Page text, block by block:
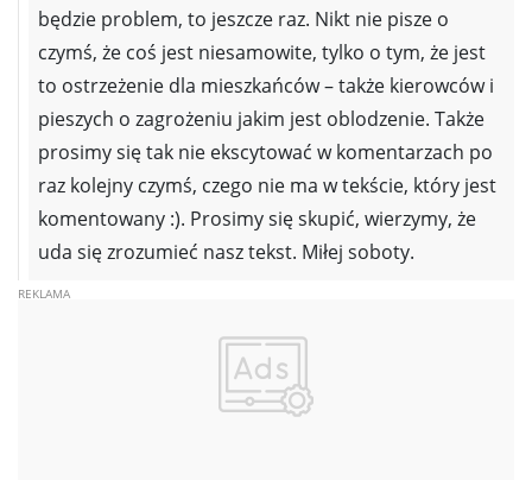
będzie problem, to jeszcze raz. Nikt nie pisze o
czymś, że coś jest niesamowite, tylko o tym, że jest
to ostrzeżenie dla mieszkańców – także kierowców i
pieszych o zagrożeniu jakim jest oblodzenie. Także
prosimy się tak nie ekscytować w komentarzach po
raz kolejny czymś, czego nie ma w tekście, który jest
komentowany :). Prosimy się skupić, wierzymy, że
uda się zrozumieć nasz tekst. Miłej soboty.